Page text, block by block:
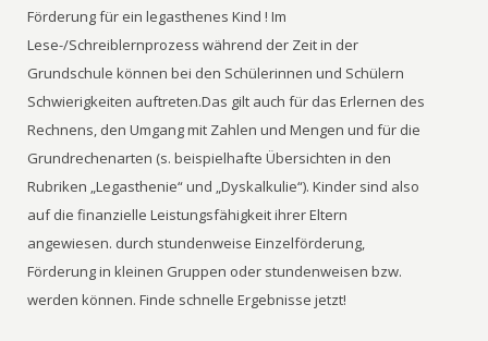
Förderung für ein legasthenes Kind ! Im
Lese-/Schreiblernprozess während der Zeit in der
Grundschule können bei den Schülerinnen und Schülern
Schwierigkeiten auftreten.Das gilt auch für das Erlernen des
Rechnens, den Umgang mit Zahlen und Mengen und für die
Grundrechenarten (s. beispielhafte Übersichten in den
Rubriken „Legasthenie“ und „Dyskalkulie“). Kinder sind also
auf die finanzielle Leistungsfähigkeit ihrer Eltern
angewiesen. durch stundenweise Einzelförderung,
Förderung in kleinen Gruppen oder stundenweisen bzw.
werden können. Finde schnelle Ergebnisse jetzt!